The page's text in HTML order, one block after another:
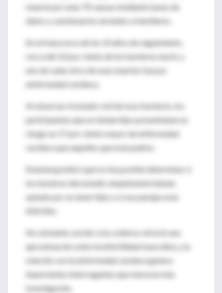
muerte por unas 70 causas mediante bases de
datos y cuestionarios enviados a familiares.
En el transcurso de los 10 años de seguimiento,
cerca del 10 por ciento de los hombres murió, y
uno de cada cinco de esas muertes fue por
enfermedad cardíaca.
Al observar el estado civil de esos hombres, los
participantes que no tenían hijos presentaban un
riesgo un 17 por ciento mayor de enfermedad
cardíaca que aquellos que eran padres.
Eisenberg indicó que no fue posible determinar si
los hombres del estudio simplemente habían
optado por no tener hijos o si sus parejas eran
infértiles.
No obstante, excluir a los solteros ofreció una
aproximación sobre la infertilidad masculina, y la
relación con la enfermedad cardíaca genera
importantes interrogantes que merecen más
investigación.